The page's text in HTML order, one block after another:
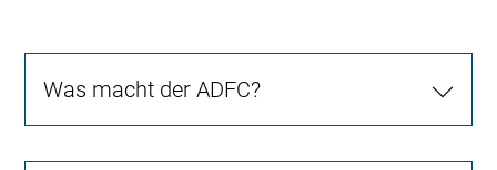
Was macht der ADFC?